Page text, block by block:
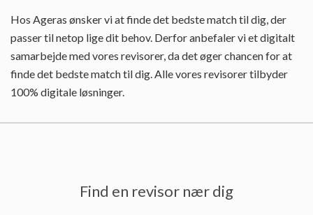
Hos Ageras ønsker vi at finde det bedste match til dig, der
passer til netop lige dit behov. Derfor anbefaler vi et digitalt
samarbejde med vores revisorer, da det øger chancen for at
finde det bedste match til dig. Alle vores revisorer tilbyder
100% digitale løsninger.
Find en revisor nær dig